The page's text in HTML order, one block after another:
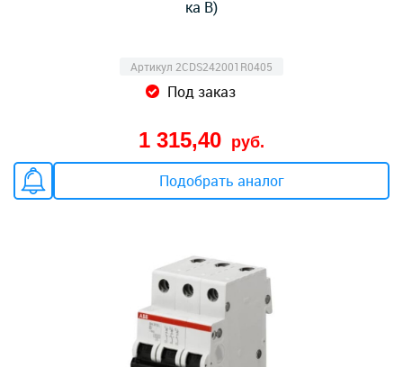
ка B)
Артикул 2CDS242001R0405
Под заказ
1 315,40 руб.
Подобрать аналог